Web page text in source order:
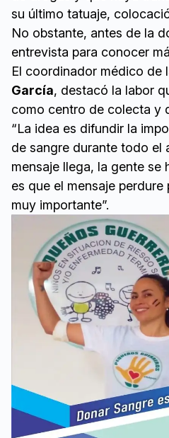
su último tatuaje,
No obstante, antes de la
entrevista para conocer
El coordinador médico de
García, destacó la labor
como centro de colecta y
“La idea es difundir la
de sangre durante todo el
mensaje llega, la gente se
es que el mensaje
muy importante”.